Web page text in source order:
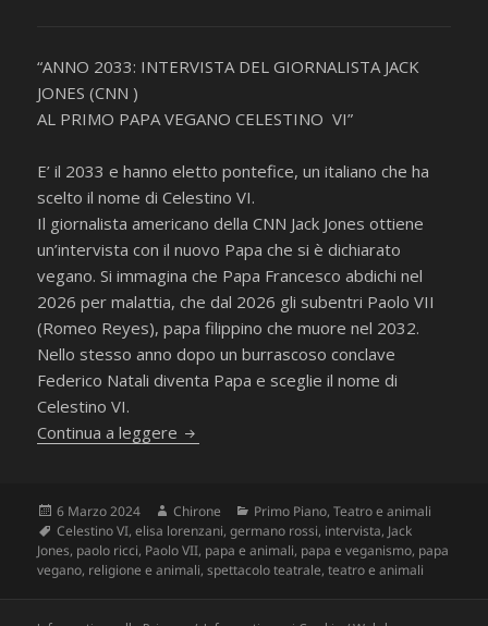
“ANNO 2033: INTERVISTA DEL GIORNALISTA JACK
JONES (CNN )
AL PRIMO PAPA VEGANO CELESTINO VI”
E’ il 2033 e hanno eletto pontefice, un italiano che ha
scelto il nome di Celestino VI.
Il giornalista americano della CNN Jack Jones ottiene
un’intervista con il nuovo Papa che si è dichiarato
vegano. Si immagina che Papa Francesco abdichi nel
2026 per malattia, che dal 2026 gli subentri Paolo VII
(Romeo Reyes), papa filippino che muore nel 2032.
Nello stesso anno dopo un burrascoso conclave
Federico Natali diventa Papa e sceglie il nome di
Celestino VI.
Continua a leggere Intervista al Papa vegano
Scritto
il
6 Marzo 2024 Autore
Chirone Categorie
Primo Piano,Teatro e animali
Tag
Celestino VI,elisa lorenzani,germano rossi, intervista, Jack
Jones, paolo ricci, Paolo VII, papa e animali, papa e veganismo, papa
vegano, religione e animali,spettacolo teatrale,teatro e animali